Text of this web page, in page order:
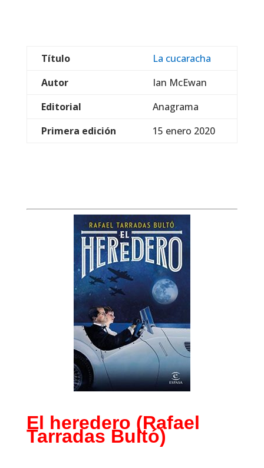
Título
La cucaracha
Autor
Ian McEwan
Editorial
Anagrama
Primera edición
15 enero 2020
El heredero (Rafael
Tarradas Bultó)